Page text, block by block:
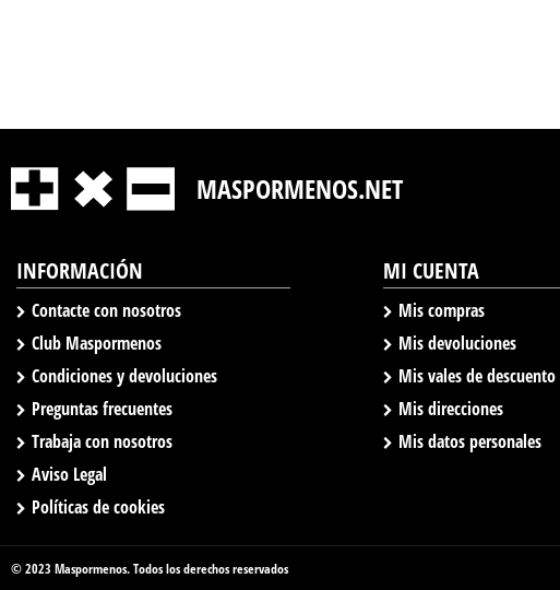
MASPORMENOS.NET
INFORMACIÓN
Contacte con nosotros
Club Maspormenos
Condiciones y devoluciones
Preguntas frecuentes
Trabaja con nosotros
Aviso Legal
Políticas de cookies
MI CUENTA
Mis compras
Mis devoluciones
Mis vales de descuento
Mis direcciones
Mis datos personales
© 2023 Maspormenos. Todos los derechos reservados